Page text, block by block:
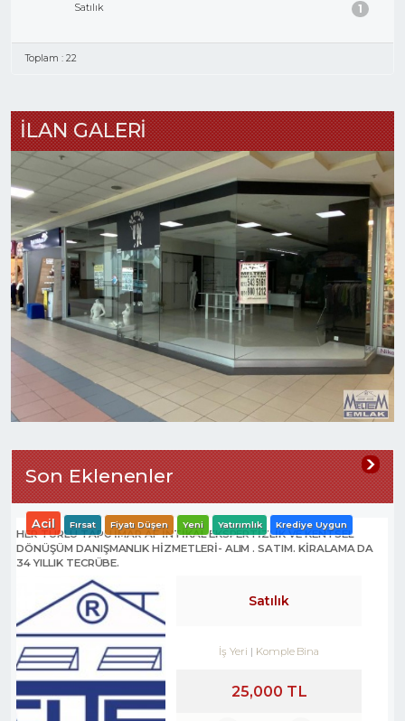
Satılık 1
Toplam : 22
İLAN GALERİ
Son Eklenenler
HER TÜRLÜ TAPU İMAR AF İNTİKAL EKSPERTİZLİK VE KENTSEL
DÖNÜŞÜM DANIŞMANLIK HİZMETLERİ- ALIM . SATIM. KİRALAMA DA
34 YILLIK TECRÜBE.
Acil Fırsat Fiyatı Düşen Yeni Yatırımlık Krediye Uygun
Satılık
İş Yeri Komple Bina
25,000 TL